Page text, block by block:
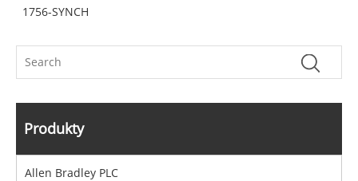
1756-SYNCH
Produkty
Allen Bradley PLC